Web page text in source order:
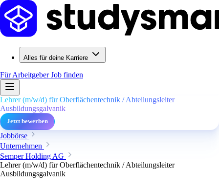
Alles für deine Karriere
Für ArbeitgeberJob finden
Lehrer (m/w/d) für Oberflächentechnik / Abteilungsleiter
Ausbildungsgalvanik
Jetzt bewerben
Jobbörse
Unternehmen
Semper Holding AG
Lehrer (m/w/d) für Oberflächentechnik / Abteilungsleiter
Ausbildungsgalvanik